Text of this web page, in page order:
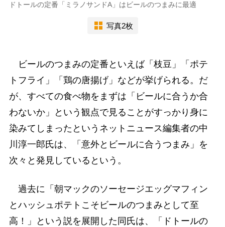
ドトールの定番「ミラノサンドA」はビールのつまみに最適
写真2枚
ビールのつまみの定番といえば「枝豆」「ポテ
トフライ」「鶏の唐揚げ」などが挙げられる。だ
が、すべての食べ物をまずは「ビールに合うか合
わないか」という観点で見ることがすっかり身に
染みてしまったというネットニュース編集者の中
川淳一郎氏は、「意外とビールに合うつまみ」を
次々と発見しているという。
過去に「朝マックのソーセージエッグマフィン
とハッシュポテトこそビールのつまみとして至
高！」という説を展開した同氏は、「ドトールの